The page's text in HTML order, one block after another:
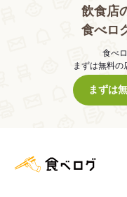
飲食店
食べロ
食べ
まずは無料の
まずは